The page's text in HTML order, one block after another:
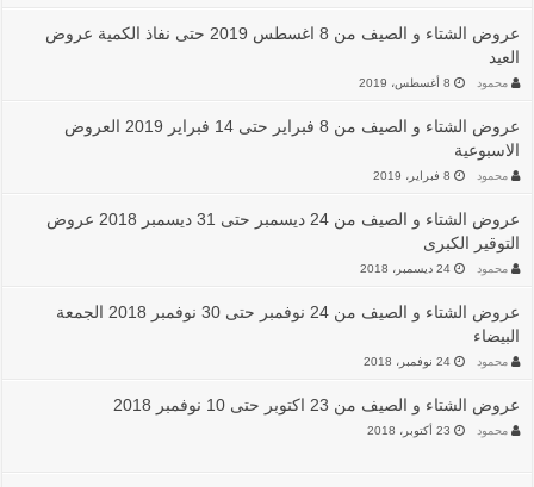
عروض الشتاء و الصيف من 8 اغسطس 2019 حتى نفاذ الكمية عروض
العيد
محمود 8 أغسطس، 2019
عروض الشتاء و الصيف من 8 فبراير حتى 14 فبراير 2019 العروض
الاسبوعية
محمود 8 فبراير، 2019
عروض الشتاء و الصيف من 24 ديسمبر حتى 31 ديسمبر 2018 عروض
التوقير الكبرى
محمود 24 ديسمبر، 2018
عروض الشتاء و الصيف من 24 نوفمبر حتى 30 نوفمبر 2018 الجمعة
البيضاء
محمود 24 نوفمبر، 2018
عروض الشتاء و الصيف من 23 اكتوبر حتى 10 نوفمبر 2018
محمود 23 أكتوبر، 2018